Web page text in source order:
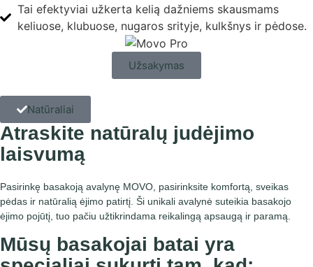
Tai efektyviai užkerta kelią dažniems skausmams
keliuose, klubuose, nugaros srityje, kulkšnys ir pėdose.
Užsakymas
Natūraliai
Atraskite natūralų judėjimo
laisvumą
Pasirinkę basakoją avalynę MOVO, pasirinksite komfortą, sveikas
pėdas ir natūralią ėjimo patirtį. Ši unikali avalynė suteikia basakojo
ėjimo pojūtį, tuo pačiu užtikrindama reikalingą apsaugą ir paramą.
Mūsų basakojai batai yra